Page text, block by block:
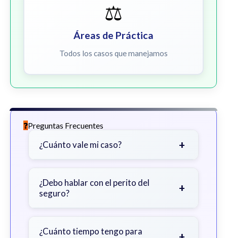
⚖️
Áreas de Práctica
Todos los casos que manejamos
Preguntas Frecuentes
¿Cuánto vale mi caso? +
gravedad de sus lesiones, facturas
médicas, tiempo fuera del trabajo y
¿Debo hablar con el perito del
seguro?
+
primero con un abogado para evitar
¿Cuánto tiempo tengo para